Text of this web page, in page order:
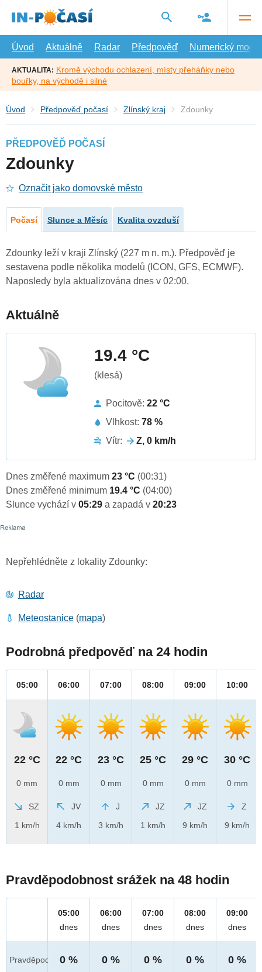
hlavní
Úvod
Aktuálně Radar Předpověď Numerický model
AKTUALITA: Kromě východu ochlazení, místy přeháňky nebo
bouřky, na východě i silné
Úvod Předpověď počasí Zlínský kraj Zdounky
PŘEDPOVĚĎ POČASÍ
Zdounky
Označit jako domovské město
Počasí Slunce a Měsíc Kvalita ovzduší
Zdounky leží v kraji Zlínský (227 m n. m.). Předpověď je
sestavena podle několika modelů (ICON, GFS, ECMWF).
Naposledy byla aktualizována dnes v 02:00.
Aktuálně
19.4 °C
(klesá)
Pocitově: 22 °C
Vlhkost: 78 %
Vítr:
Z, 0 km/h
Dnes změřené maximum 23 °C (00:31)
Dnes změřené minimum 19.4 °C (04:00)
Slunce vychází v 05:29 a zapadá v 20:23
Nepřehlédněte z lokality Zdounky:
Radar
Meteostanice (mapa)
Podrobná předpověď na 24 hodin
05:00
22 °C
0 mm
SZ
1 km/h
06:00
22 °C
0 mm
JV
4 km/h
07:00
23 °C
0 mm
J
3 km/h
08:00
25 °C
0 mm
JZ
1 km/h
09:00
29 °C
0 mm
JZ
9 km/h
10:00
30 °C
0 mm
Z
9 km/h
Pravděpodobnost srážek na 48 hodin
Pravděpod.
05:00
dnes
0 %
06:00
dnes
0 %
07:00
dnes
0 %
08:00
dnes
0 %
09:00
dnes
0 %